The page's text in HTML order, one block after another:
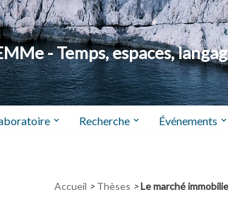
- Temps, espaces,
Recherche Événements
Accueil > Thèses >Le marché